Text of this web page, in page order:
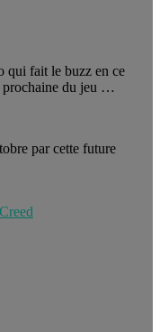
qui fait le buzz en ce
prochaine du jeu …
par cette future